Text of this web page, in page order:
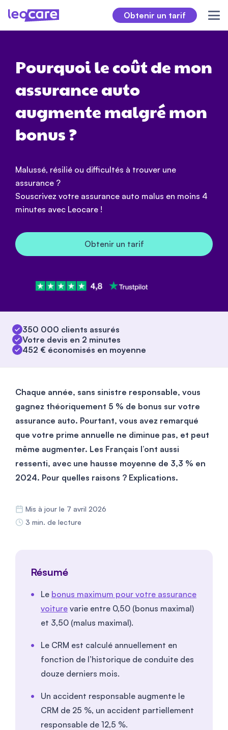
Obtenir un tarif
Pourquoi le coût de mon
assurance auto
augmente malgré mon
bonus ?
Malussé, résilié ou difficultés à trouver une
assurance ?
Souscrivez votre assurance auto malus en moins 4
minutes avec Leocare !
Obtenir un tarif
350 000 clients assurés
Votre devis en 2 minutes
452 € économisés en moyenne
Chaque année, sans sinistre responsable, vous
gagnez théoriquement 5 % de bonus sur votre
assurance auto. Pourtant, vous avez remarqué
que votre prime annuelle ne diminue pas, et peut
même augmenter. Les Français l’ont aussi
ressenti, avec une hausse moyenne de 3,3 % en
2024. Pour quelles raisons ? Explications.
Mis à jour le 7 avril 2026
3 min. de lecture
Résumé
Le bonus maximum pour votre assurance
voiture varie entre 0,50 (bonus maximal)
et 3,50 (malus maximal).
Le CRM est calculé annuellement en
fonction de l’historique de conduite des
douze derniers mois.
Un accident responsable augmente le
CRM de 25 %, un accident partiellement
responsable de 12,5 %.